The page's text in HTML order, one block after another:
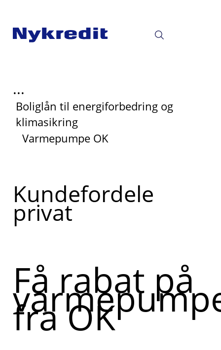
...
Boliglån til energiforbedring og
klimasikring
Varmepumpe OK
Read
more
about
Kundefordele
privat
Få rabat på
fra OK